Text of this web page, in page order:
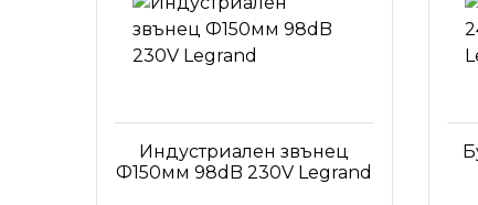
Индустриален звънец
Ф150мм 98dB 230V Legrand